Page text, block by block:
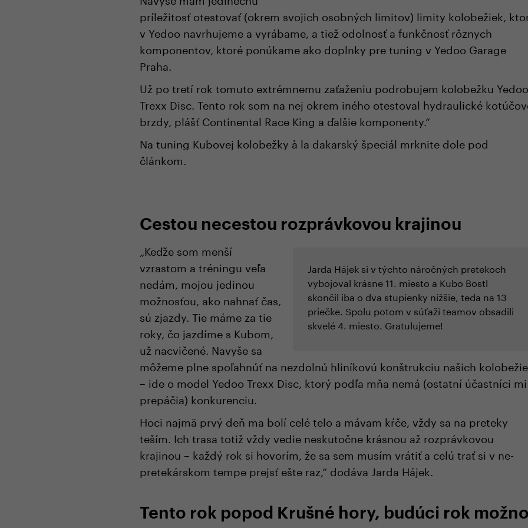
príležitosť otestovať (okrem svojich osobných limitov) limity kolobežiek,
v Yedoo navrhujeme a vyrábame, a tiež odolnosť a funkčnosť rôznych
komponentov, ktoré ponúkame ako doplnky pre tuning v Yedoo Garage
Praha.
Už po tretí rok tomuto extrémnemu zaťaženiu podrobujem kolobežku Yedoo
Trexx Disc. Tento rok som na nej okrem iného otestoval hydraulické
brzdy, plášť Continental Race King a ďalšie komponenty.“
Na tuning Kubovej kolobežky à la dakarský špeciál mrknite dole pod
článkom.
Cestou necestou rozprávkovou krajinou
Jarda Hájek si v týchto náročných pretekoch
vybojoval krásne 11. miesto a Kubo Bostl
skončil iba o dva stupienky nižšie, teda na 13
priečke. Spolu potom v súťaži teamov obsadili
skvelé 4. miesto. Gratulujeme!
„Keďže som menší
vzrastom a tréningu veľa
nedám, mojou jedinou
možnosťou, ako nahnať čas,
sú zjazdy. Tie máme za tie
roky, čo jazdíme s Kubom,
už nacvičené. Navyše sa
môžeme plne spoľahnúť na nezdolnú hliníkovú konštrukciu našich
– ide o model Yedoo Trexx Disc, ktorý podľa mňa nemá (ostatní účastníci mi
prepáčia) konkurenciu.
Hoci najmä prvý deň ma bolí celé telo a mávam kŕče, vždy sa na preteky
teším. Ich trasa totiž vždy vedie neskutočne krásnou až rozprávkovou
krajinou – každý rok si hovorím, že sa sem musím vrátiť a celú trať si v ne-
pretekárskom tempe prejsť ešte raz,“ dodáva Jarda Hájek.
Tento rok popod Krušné hory, budúci rok